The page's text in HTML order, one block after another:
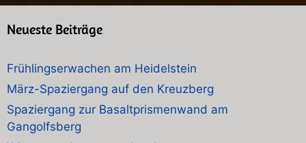
Neueste Beiträge
Frühlingserwachen am Heidelstein
März-Spaziergang auf den Kreuzberg
Spaziergang zur Basaltprismenwand am
Gangolfsberg